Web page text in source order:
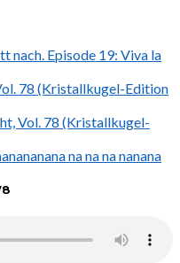
nach. Episode 19: Viva la
78 (Kristallkugel-Edition
Vol. 78 (Kristallkugel-
na na na nanana